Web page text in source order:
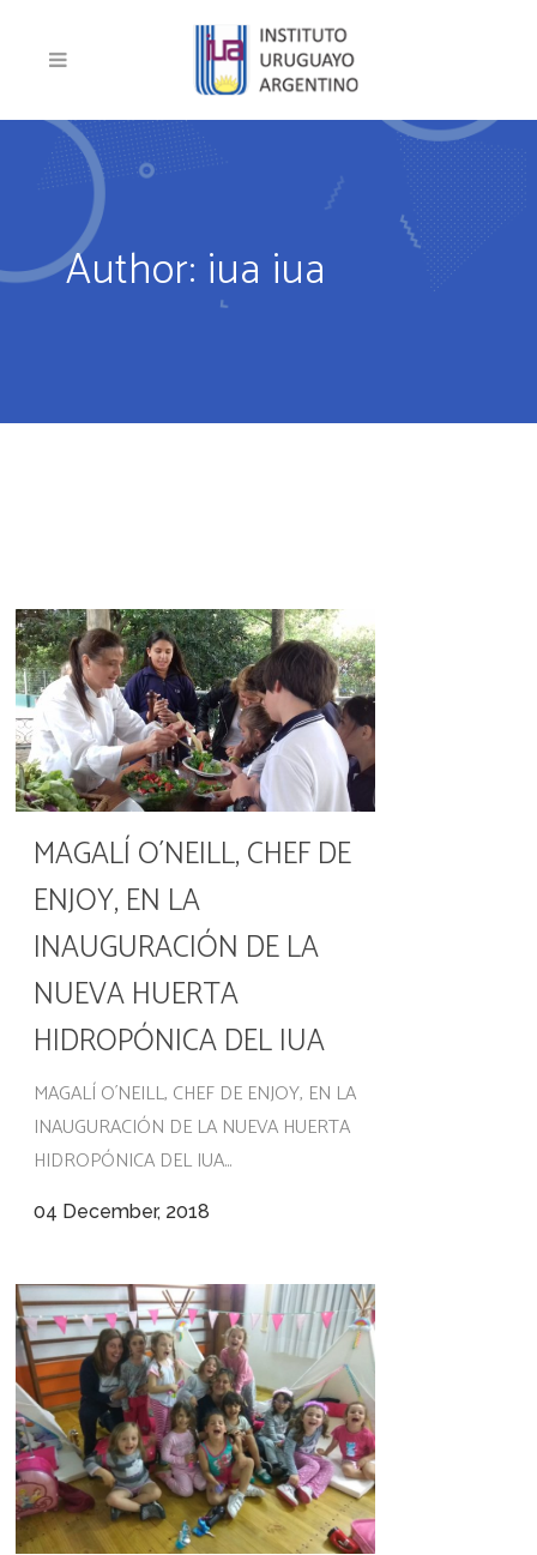
Author: iua iua
MAGALÍ O´NEILL, CHEF DE
ENJOY, EN LA
INAUGURACIÓN DE LA
NUEVA HUERTA
HIDROPÓNICA DEL IUA
MAGALÍ O´NEILL, CHEF DE ENJOY, EN LA
INAUGURACIÓN DE LA NUEVA HUERTA
HIDROPÓNICA DEL IUA...
04 December, 2018